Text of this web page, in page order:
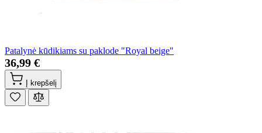
Patalynė kūdikiams su paklode "Royal beige"
36,99 €
Į krepšelį